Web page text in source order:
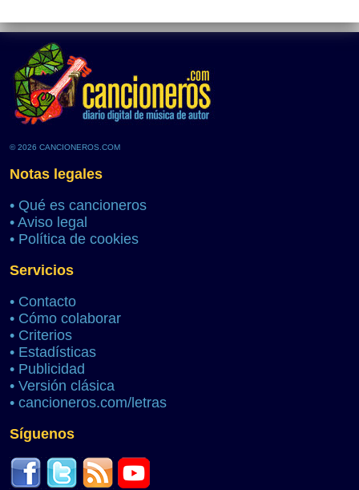
© 2026 CANCIONEROS.COM
Notas legales
• Qué es cancioneros
• Aviso legal
• Política de cookies
Servicios
• Contacto
• Cómo colaborar
• Criterios
• Estadísticas
• Publicidad
• Versión clásica
• cancioneros.com/letras
Síguenos